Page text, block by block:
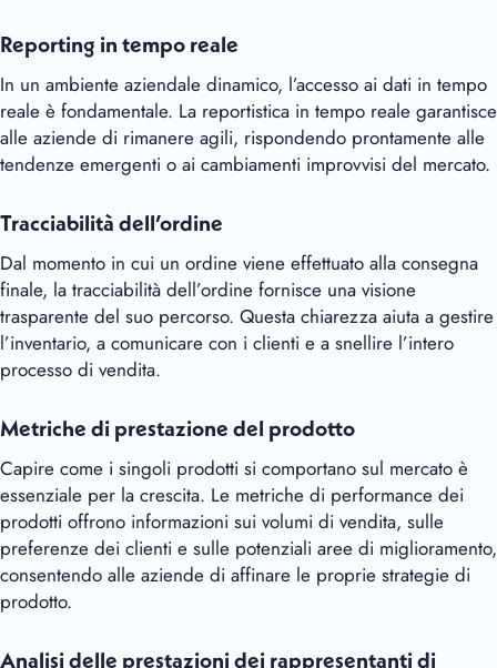
Reporting in tempo reale
In un ambiente aziendale dinamico, l’accesso ai dati in tempo
reale è fondamentale. La reportistica in tempo reale garantisce
alle aziende di rimanere agili, rispondendo prontamente alle
tendenze emergenti o ai cambiamenti improvvisi del mercato.
Tracciabilità dell’ordine
Dal momento in cui un ordine viene effettuato alla consegna
finale, la tracciabilità dell’ordine fornisce una visione
trasparente del suo percorso. Questa chiarezza aiuta a gestire
l’inventario, a comunicare con i clienti e a snellire l’intero
processo di vendita.
Metriche di prestazione del prodotto
Capire come i singoli prodotti si comportano sul mercato è
essenziale per la crescita. Le metriche di performance dei
prodotti offrono informazioni sui volumi di vendita, sulle
preferenze dei clienti e sulle potenziali aree di miglioramento,
consentendo alle aziende di affinare le proprie strategie di
prodotto.
Analisi delle prestazioni dei rappresentanti di